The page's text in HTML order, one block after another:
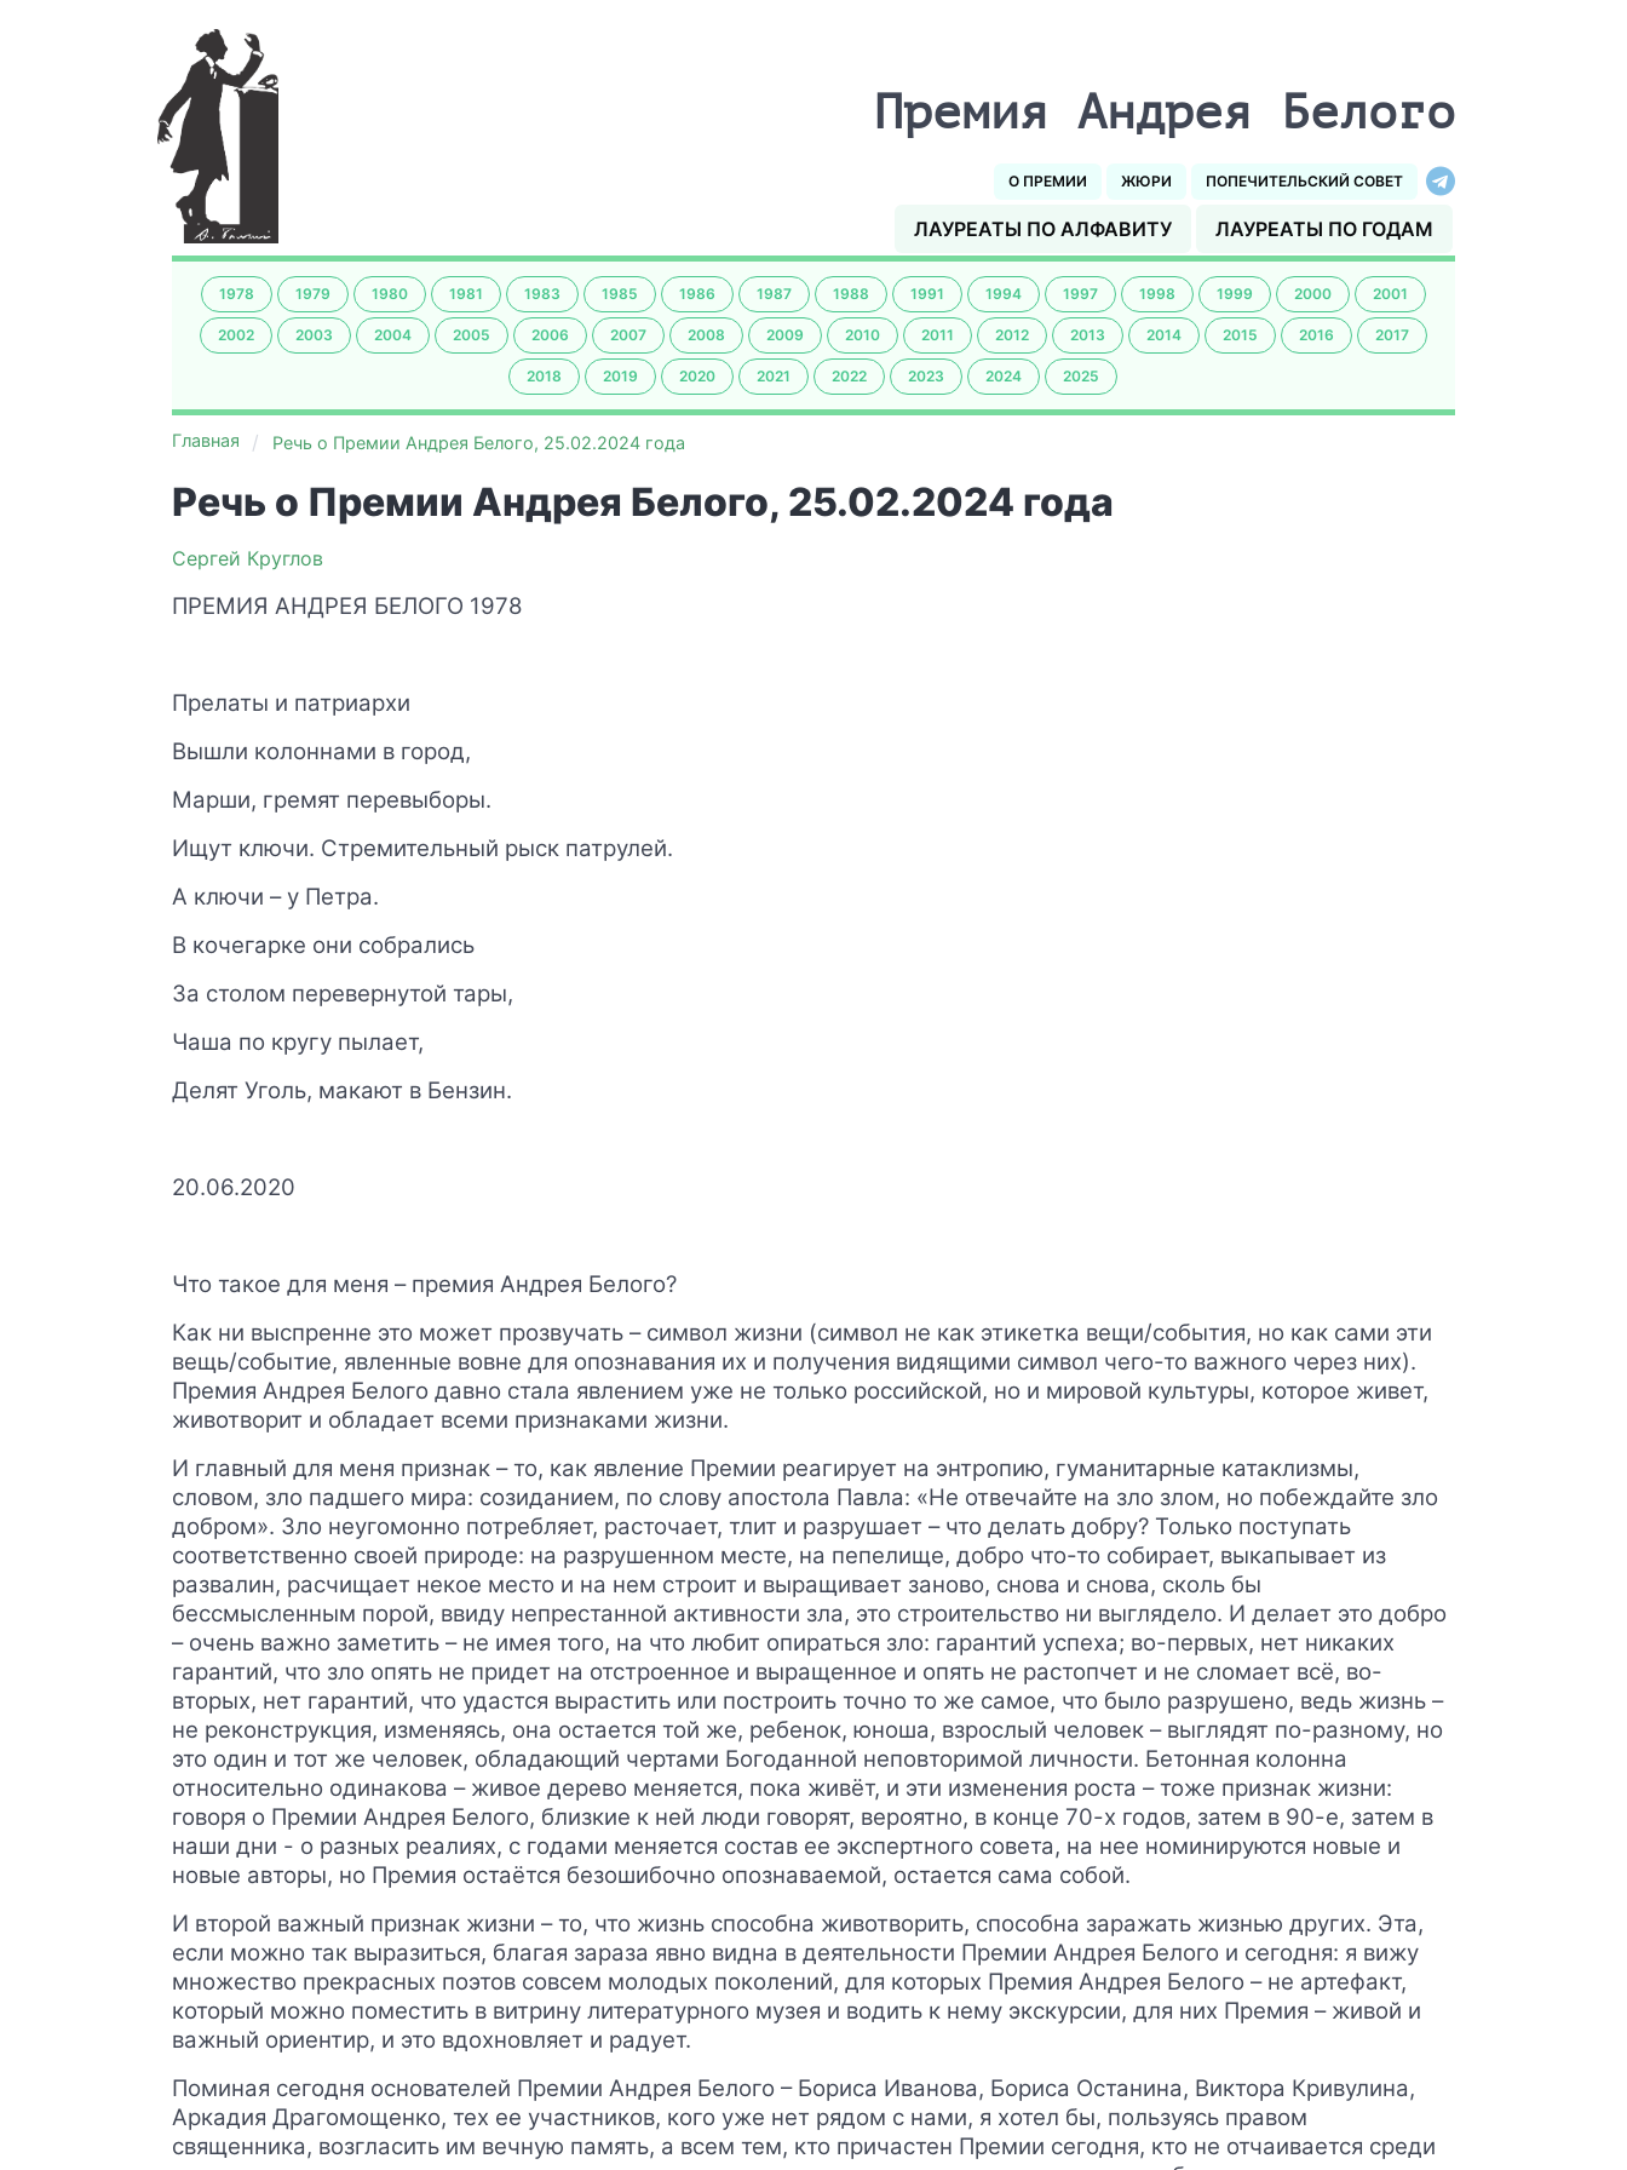
Премия Андрея Белого
О ПРЕМИИ ЖЮРИ ПОПЕЧИТЕЛЬСКИЙ СОВЕТ
ЛАУРЕАТЫ ПО АЛФАВИТУ ЛАУРЕАТЫ ПО ГОДАМ
1978 1979 1980 1981 1983 1985 1986 1987 1988 1991 1994 1997 1998 1999 2000 2001
2002 2003 2004 2005 2006 2007 2008 2009 2010 2011 2012 2013 2014 2015 2016 2017
2018 2019 2020 2021 2022 2023 2024 2025
Главная Речь о Премии Андрея Белого, 25.02.2024 года
Речь о Премии Андрея Белого, 25.02.2024 года
Сергей Круглов
ПРЕМИЯ АНДРЕЯ БЕЛОГО 1978
Прелаты и патриархи
Вышли колоннами в город,
Марши, гремят перевыборы.
Ищут ключи. Стремительный рыск патрулей.
А ключи – у Петра.
В кочегарке они собрались
За столом перевернутой тары,
Чаша по кругу пылает,
Делят Уголь, макают в Бензин.
20.06.2020
Что такое для меня – премия Андрея Белого?
Как ни выспренне это может прозвучать – символ жизни (символ не как этикетка вещи/события, но как сами эти
вещь/событие, явленные вовне для опознавания их и получения видящими символ чего-то важного через них).
Премия Андрея Белого давно стала явлением уже не только российской, но и мировой культуры, которое живет,
животворит и обладает всеми признаками жизни.
И главный для меня признак – то, как явление Премии реагирует на энтропию, гуманитарные катаклизмы,
словом, зло падшего мира: созиданием, по слову апостола Павла: «Не отвечайте на зло злом, но побеждайте зло
добром». Зло неугомонно потребляет, расточает, тлит и разрушает – что делать добру? Только поступать
соответственно своей природе: на разрушенном месте, на пепелище, добро что-то собирает, выкапывает из
развалин, расчищает некое место и на нем строит и выращивает заново, снова и снова, сколь бы
бессмысленным порой, ввиду непрестанной активности зла, это строительство ни выглядело. И делает это добро
– очень важно заметить – не имея того, на что любит опираться зло: гарантий успеха; во-первых, нет никаких
гарантий, что зло опять не придет на отстроенное и выращенное и опять не растопчет и не сломает всё, во-
вторых, нет гарантий, что удастся вырастить или построить точно то же самое, что было разрушено, ведь жизнь –
не реконструкция, изменяясь, она остается той же, ребенок, юноша, взрослый человек – выглядят по-разному, но
это один и тот же человек, обладающий чертами Богоданной неповторимой личности. Бетонная колонна
относительно одинакова – живое дерево меняется, пока живёт, и эти изменения роста – тоже признак жизни:
говоря о Премии Андрея Белого, близкие к ней люди говорят, вероятно, в конце 70-х годов, затем в 90-е, затем в
наши дни - о разных реалиях, с годами меняется состав ее экспертного совета, на нее номинируются новые и
новые авторы, но Премия остаётся безошибочно опознаваемой, остается сама собой.
И второй важный признак жизни – то, что жизнь способна животворить, способна заражать жизнью других. Эта,
если можно так выразиться, благая зараза явно видна в деятельности Премии Андрея Белого и сегодня: я вижу
множество прекрасных поэтов совсем молодых поколений, для которых Премия Андрея Белого – не артефакт,
который можно поместить в витрину литературного музея и водить к нему экскурсии, для них Премия – живой и
важный ориентир, и это вдохновляет и радует.
Поминая сегодня основателей Премии Андрея Белого – Бориса Иванова, Бориса Останина, Виктора Кривулина,
Аркадия Драгомощенко, тех ее участников, кого уже нет рядом с нами, я хотел бы, пользуясь правом
священника, возгласить им вечную память, а всем тем, кто причастен Премии сегодня, кто не отчаивается среди